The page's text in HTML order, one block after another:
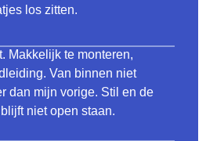
los zitten.
Makkelijk te monteren,
Van binnen niet
dan mijn vorige. Stil en de
niet open staan.